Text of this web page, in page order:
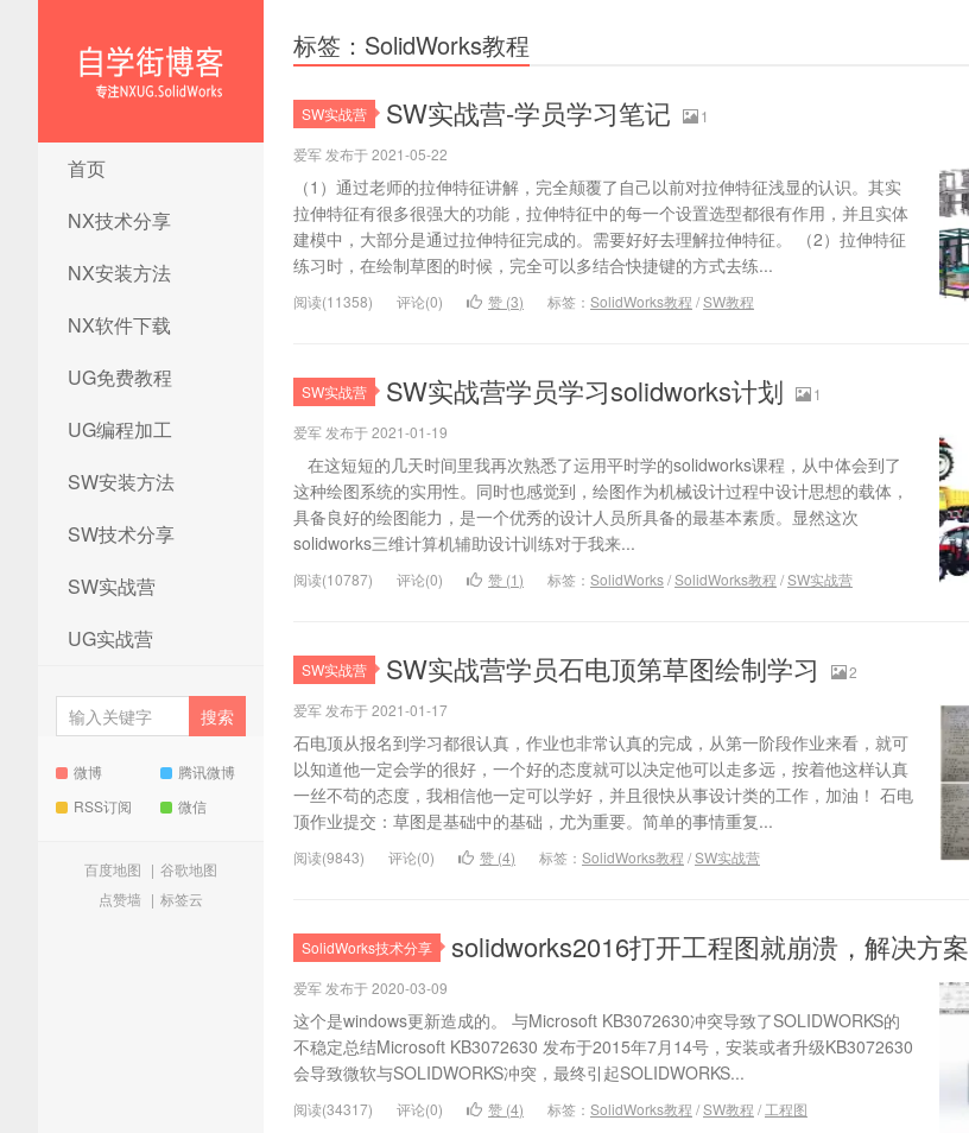
NX1847安装方法|UG12.0安装
方法|ug12.0安装教程|ug12.0
首页
NX技术分享
NX安装方法
NX软件下载
UG免费教程
UG编程加工
SW安装方法
SW技术分享
SW实战营
UG实战营
微博
腾讯微博
RSS订阅
微信
百度地图 | 谷歌地图
点赞墙 | 标签云
标签：SolidWorks教程
SW实战营 SW实战营-学员学习笔记
1
爱军 发布于 2021-05-22
（1）通过老师的拉伸特征讲解，完全颠覆了自己以前对拉伸特征浅显的认识。其实
拉伸特征有很多很强大的功能，拉伸特征中的每一个设置选型都很有作用，并且实体
建模中，大部分是通过拉伸特征完成的。需要好好去理解拉伸特征。 （2）拉伸特征
练习时，在绘制草图的时候，完全可以多结合快捷键的方式去练...
阅读(11358) 评论(0) 赞 (3) 标签： SolidWorks教程 /SW教程
SW实战营 SW实战营学员学习solidworks计划
1
爱军 发布于 2021-01-19
在这短短的几天时间里我再次熟悉了运用平时学的solidworks课程，从中体会到了
这种绘图系统的实用性。同时也感觉到，绘图作为机械设计过程中设计思想的载体，
具备良好的绘图能力，是一个优秀的设计人员所具备的最基本素质。显然这次
solidworks三维计算机辅助设计训练对于我来...
阅读(10787) 评论(0) 赞 (1) 标签： SolidWorks/SolidWorks教程 /SW实战营
SW实战营 SW实战营学员石电顶第草图绘制学习
2
爱军 发布于 2021-01-17
石电顶从报名到学习都很认真，作业也非常认真的完成，从第一阶段作业来看，就可
以知道他一定会学的很好，一个好的态度就可以决定他可以走多远，按着他这样认真
一丝不苟的态度，我相信他一定可以学好，并且很快从事设计类的工作，加油！ 石电
顶作业提交：草图是基础中的基础，尤为重要。简单的事情重复...
阅读(9843) 评论(0) 赞 (4) 标签： SolidWorks教程 /SW实战营
SolidWorks技术分享 solidworks2016打开工程图就崩溃，解决方案
爱军 发布于 2020-03-09
这个是windows更新造成的。 与Microsoft KB3072630冲突导致了SOLIDWORKS的
不稳定总结Microsoft KB3072630 发布于2015年7月14号，安装或者升级KB3072630
会导致微软与SOLIDWORKS冲突，最终引起SOLIDWORKS...
阅读(34317) 评论(0) 赞 (4) 标签： SolidWorks教程 /SW教程 / 工程图